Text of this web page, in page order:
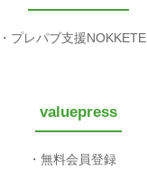
プレパブ支援NOKKETE
valuepress
無料会員登録